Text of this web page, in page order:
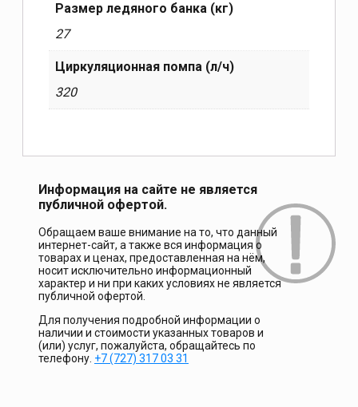
Размер ледяного банка (кг)
27
Циркуляционная помпа (л/ч)
320
Информация на сайте не является
публичной офертой.
Обращаем ваше внимание на то, что данный
интернет-сайт, а также вся информация о
товарах и ценах, предоставленная на нём,
носит исключительно информационный
характер и ни при каких условиях не является
публичной офертой.
Для получения подробной информации о
наличии и стоимости указанных товаров и
(или) услуг, пожалуйста, обращайтесь по
телефону. +7 (727) 317 03 31